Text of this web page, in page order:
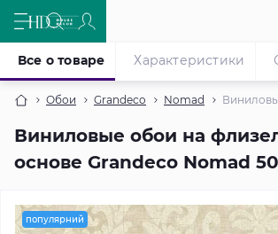
Обои Grandeco Nomad
Виниловые обои на
основе Grandeco Nomad
Все о товаре Характеристики
популярний